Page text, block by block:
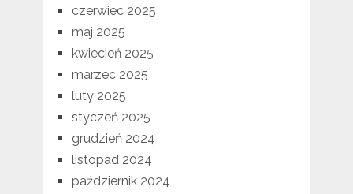
czerwiec 2025
maj 2025
kwiecień 2025
marzec 2025
luty 2025
styczeń 2025
grudzień 2024
listopad 2024
październik 2024